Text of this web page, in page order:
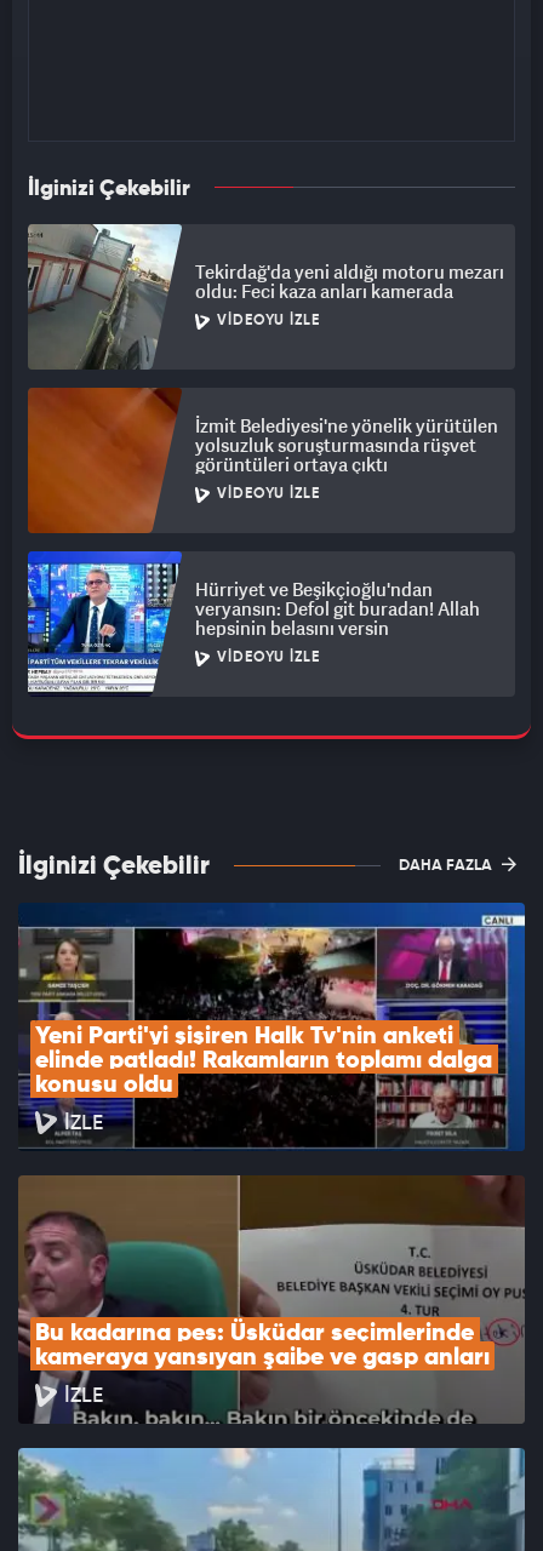
İlginizi Çekebilir
Tekirdağ'da yeni aldığı motoru mezarı
oldu: Feci kaza anları kamerada
VIDEOYU İZLE
İzmit Belediyesi'ne yönelik yürütülen
yolsuzluk soruşturmasında rüşvet
görüntüleri ortaya çıktı
VIDEOYU İZLE
Hürriyet ve Beşikçioğlu'ndan
veryansın: Defol git buradan! Allah
hepsinin belasını versin
VIDEOYU İZLE
İlginizi Çekebilir DAHA FAZLA
Yeni Parti'yi şişiren Halk Tv'nin anketi
elinde patladı! Rakamların toplamı dalga
konusu oldu
İZLE
Bu kadarına pes: Üsküdar seçimlerinde
kameraya yansıyan şaibe ve gasp anları
İZLE